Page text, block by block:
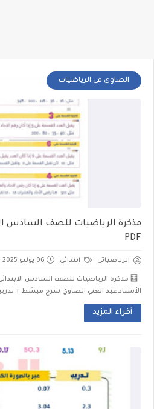
الصاوى فى الرياضيات
PDF
الرياضياتى ابتدائى 06 يوليو 2025
الأستاذ عبد الغني الصاوي شرح مبسّط +
أقراء المزيد